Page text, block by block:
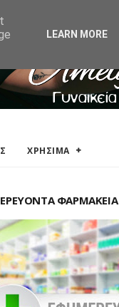
ΧΡΗΣΙΜΑ
ΦΑΡΜΑΚΕΙΑ
LEARN MORE